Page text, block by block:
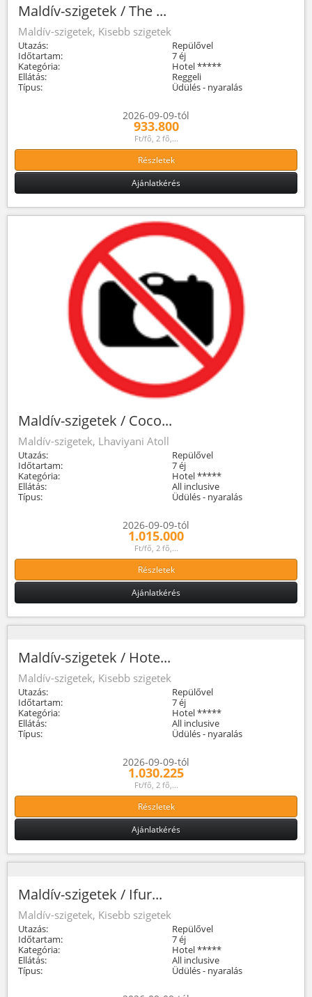
Maldív-szigetek / The ...
Maldív-szigetek, Kisebb szigetek
Utazás:
Repülővel
Időtartam:
7 éj
Kategória:
Hotel *****
Ellátás:
Reggeli
Típus:
Üdülés - nyaralás
2026-09-09-tól
933.800
Ft/fő, 2 fő,...
Részletek
Ajánlatkérés
Maldív-szigetek / Coco...
Maldív-szigetek, Lhaviyani Atoll
Utazás:
Repülővel
Időtartam:
7 éj
Kategória:
Hotel *****
Ellátás:
All inclusive
Típus:
Üdülés - nyaralás
2026-09-09-tól
1.015.000
Ft/fő, 2 fő,...
Részletek
Ajánlatkérés
Maldív-szigetek / Hote...
Maldív-szigetek, Kisebb szigetek
Utazás:
Repülővel
Időtartam:
7 éj
Kategória:
Hotel *****
Ellátás:
All inclusive
Típus:
Üdülés - nyaralás
2026-09-09-tól
1.030.225
Ft/fő, 2 fő,...
Részletek
Ajánlatkérés
Maldív-szigetek / Ifur...
Maldív-szigetek, Kisebb szigetek
Utazás:
Repülővel
Időtartam:
7 éj
Kategória:
Hotel *****
Ellátás:
All inclusive
Típus:
Üdülés - nyaralás